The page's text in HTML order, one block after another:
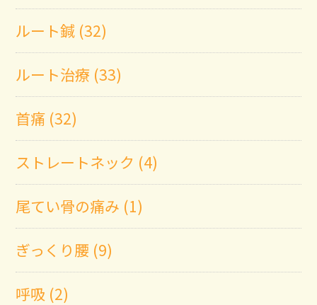
ルート鍼 (32)
ルート治療 (33)
首痛 (32)
ストレートネック (4)
尾てい骨の痛み (1)
ぎっくり腰 (9)
呼吸 (2)